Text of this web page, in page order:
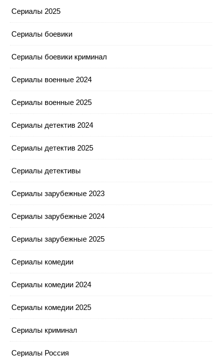
Сериалы 2025
Сериалы боевики
Сериалы боевики криминал
Сериалы военные 2024
Сериалы военные 2025
Сериалы детектив 2024
Сериалы детектив 2025
Сериалы детективы
Сериалы зарубежные 2023
Сериалы зарубежные 2024
Сериалы зарубежные 2025
Сериалы комедии
Сериалы комедии 2024
Сериалы комедии 2025
Сериалы криминал
Сериалы Россия